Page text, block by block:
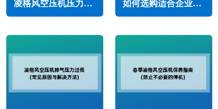
凌格风空压机压力不足怎么回事(主要原因与解决办法) 如何选购适合企业的螺杆空压机(空压机选型注意事项)